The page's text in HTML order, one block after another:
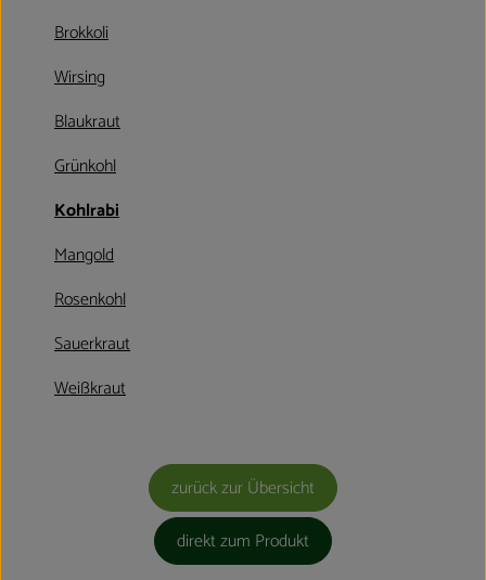
Kühltheke
Aktionen & Neues
Naturkost
Getränke
Haushaltswaren
So geht´s
Hofladen
Über uns
Veranstaltungen
Brokkoli
Wirsing
Blaukraut
Grünkohl
Kohlrabi
Mangold
Rosenkohl
Sauerkraut
Weißkraut
zurück zur Übersicht
direkt zum Produkt